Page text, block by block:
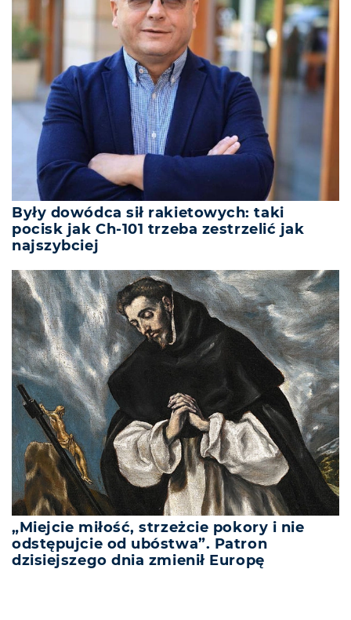
Były dowódca sił rakietowych: taki
pocisk jak Ch-101 trzeba zestrzelić jak
najszybciej
„Miejcie miłość, strzeżcie pokory i nie
odstępujcie od ubóstwa”. Patron
dzisiejszego dnia zmienił Europę